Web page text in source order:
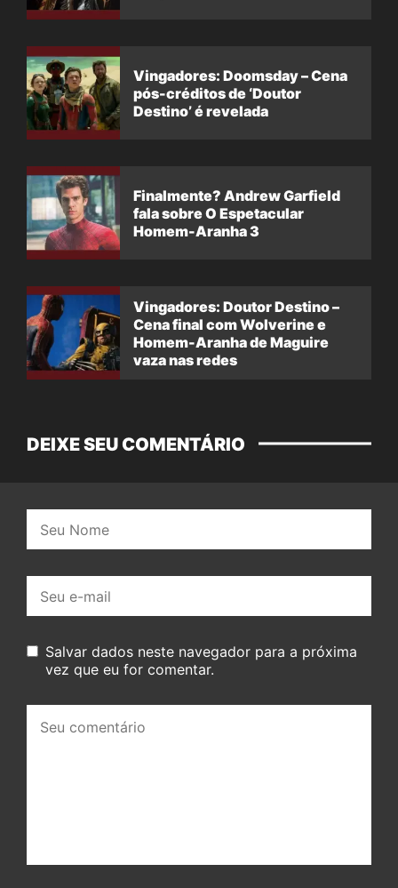
Vingadores: Doomsday – Cena
pós-créditos de ‘Doutor
Destino’ é revelada
Finalmente? Andrew Garfield
fala sobre O Espetacular
Homem-Aranha 3
Vingadores: Doutor Destino –
Cena final com Wolverine e
Homem-Aranha de Maguire
vaza nas redes
DEIXE SEU COMENTÁRIO
mail:
Salvar dados neste navegador para a próxima
vez que eu for comentar.
comentário: